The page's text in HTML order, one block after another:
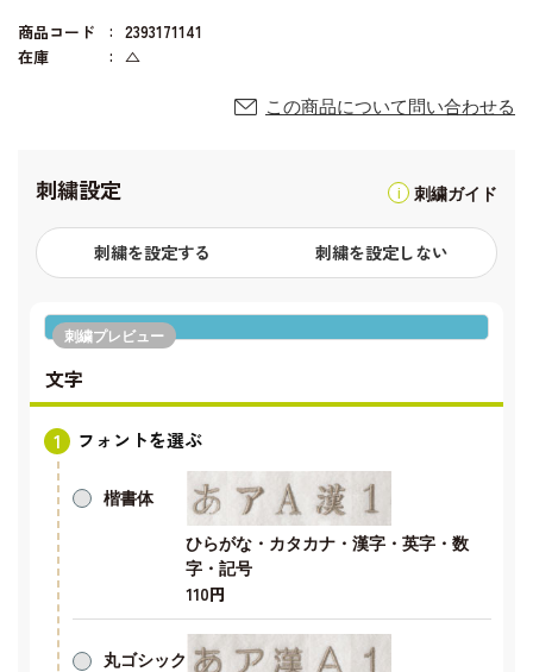
商品コード
2393171141
在庫
△
この商品について問い合わせる
刺繍設定 刺繍ガイド
刺繍を設定する 刺繍を設定しない
刺繍プレビュー
文字
フォントを選ぶ
楷書体
ひらがな・カタカナ・漢字・英字・数
字・記号
110円
丸ゴシック